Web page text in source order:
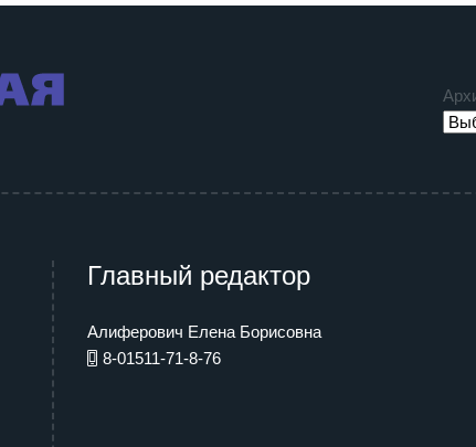
Главный редактор
Алиферович Елена Борисовна
8-01511-71-8-76